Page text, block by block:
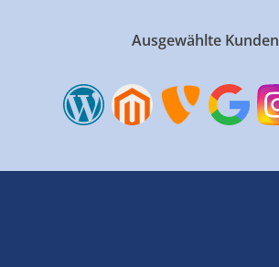
Ausgewählte Kunden